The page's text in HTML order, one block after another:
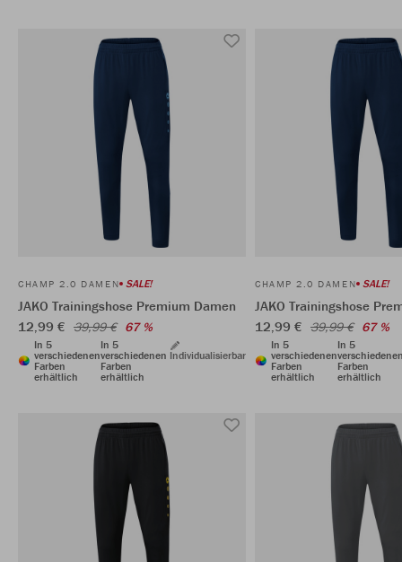
CHAMP 2.0 DAMEN SALE!
JAKO Trainingshose Premium Damen
12,99 € 39,99 € 67 %
In 5
verschiedenen
Farben
erhältlich
In 5
verschiedenen
Farben
erhältlich
Individualisierbar
CHAMP 2.0 DAMEN SALE!
JAKO Trainingshose
12,99 € 39,99 € 67 %
In 5
verschiedenen
Farben
erhältlich
In 5
Farben
erhältlich